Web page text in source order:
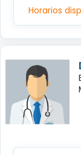
Horarios